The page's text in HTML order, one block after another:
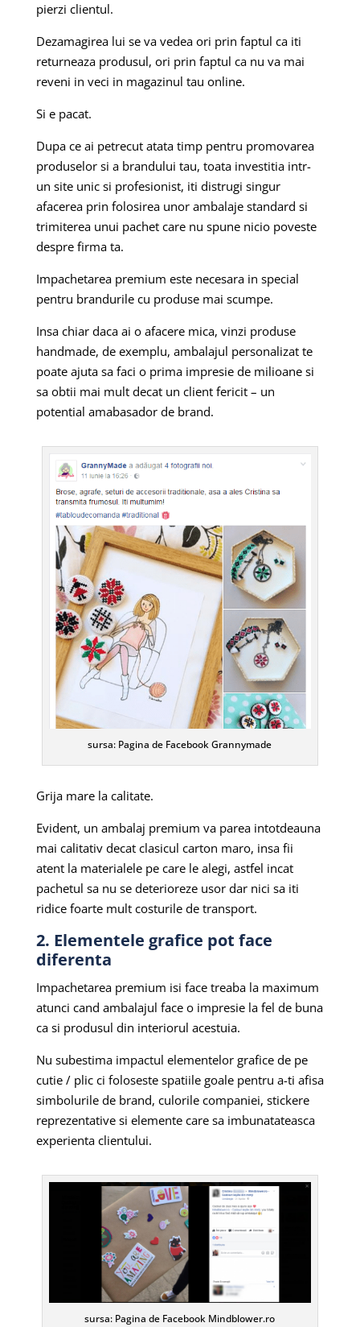
pierzi clientul.
Dezamagirea lui se va vedea ori prin faptul ca iti
returneaza produsul, ori prin faptul ca nu va mai
reveni in veci in magazinul tau online.
Si e pacat.
Dupa ce ai petrecut atata timp pentru promovarea
produselor si a brandului tau, toata investitia intr-
un site unic si profesionist, iti distrugi singur
afacerea prin folosirea unor ambalaje standard si
trimiterea unui pachet care nu spune nicio poveste
despre firma ta.
Impachetarea premium este necesara in special
pentru brandurile cu produse mai scumpe.
Insa chiar daca ai o afacere mica, vinzi produse
handmade, de exemplu, ambalajul personalizat te
poate ajuta sa faci o prima impresie de milioane si
sa obtii mai mult decat un client fericit – un
potential amabasador de brand.
sursa: Pagina de Facebook Grannymade
Grija mare la calitate.
Evident, un ambalaj premium va parea intotdeauna
mai calitativ decat clasicul carton maro, insa fii
atent la materialele pe care le alegi, astfel incat
pachetul sa nu se deterioreze usor dar nici sa iti
ridice foarte mult costurile de transport.
2. Elementele grafice pot face
diferenta
Impachetarea premium isi face treaba la maximum
atunci cand ambalajul face o impresie la fel de buna
ca si produsul din interiorul acestuia.
Nu subestima impactul elementelor grafice de pe
cutie / plic ci foloseste spatiile goale pentru a-ti afisa
simbolurile de brand, culorile companiei, stickere
reprezentative si elemente care sa imbunatateasca
experienta clientului.
sursa: Pagina de Facebook Mindblower.ro